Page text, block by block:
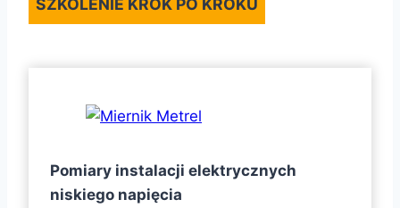
SZKOLENIE KROK PO KROKU
Pomiary instalacji elektrycznych
niskiego napięcia